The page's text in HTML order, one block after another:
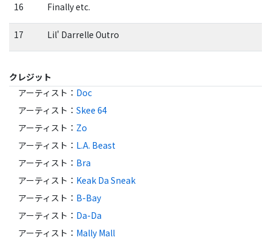
16 Finally etc.
17 Lil' Darrelle Outro
クレジット
アーティスト ： Doc
アーティスト ： Skee 64
アーティスト ： Zo
アーティスト ： L.A. Beast
アーティスト ： Bra
アーティスト ： Keak Da Sneak
アーティスト ： B-Bay
アーティスト ： Da-Da
アーティスト ： Mally Mall